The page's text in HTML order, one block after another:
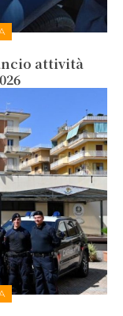
attività